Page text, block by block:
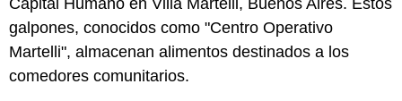
galpones, conocidos como "Centro Operativo
Martelli", almacenan alimentos destinados a los
comedores comunitarios.